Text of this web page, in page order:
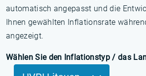
automatisch angepasst und die
Ihnen gewählten Inflationsrate
angezeigt.
Wählen Sie den Inflationstyp / das